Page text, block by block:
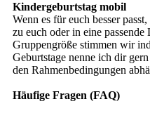
Kindergeburtstag mobil
Wenn es für euch besser
zu euch oder in eine
Gruppengröße stimmen wir
Geburtstage nenne ich dir
den Rahmenbedingungen
Häufige Fragen (FAQ)